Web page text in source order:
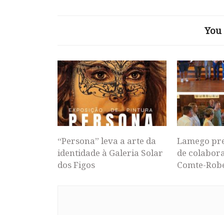
“Persona” leva a arte da
identidade à Galeria Solar
dos Figos
Lamego
de
Comte-